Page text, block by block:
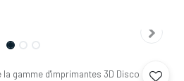
gamme d'imprimantes 3D Disco